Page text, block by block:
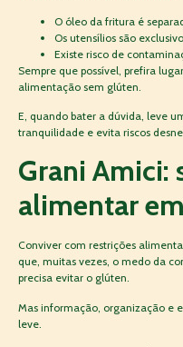
O óleo da fritura é
Os utensílios são
Existe risco de
Sempre que possível, prefira
alimentação sem glúten.
E, quando bater a dúvida, leve
tranquilidade e evita riscos
Grani Amici:
alimentar
Conviver com restrições
que, muitas vezes, o medo da
precisa evitar o glúten.
Mas informação, organização e
leve.